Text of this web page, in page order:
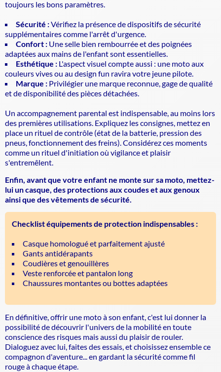
toujours les bons paramètres.
Sécurité :Vérifiez la présence de dispositifs de sécurité
supplémentaires comme l'arrêt d'urgence.
Confort : Une selle bien rembourrée et des poignées
adaptées aux mains de l'enfant sont essentielles.
Esthétique : L'aspect visuel compte aussi : une moto aux
couleurs vives ou au design fun ravira votre jeune pilote.
Marque : Privilégier une marque reconnue, gage de qualité
et de disponibilité des pièces détachées.
Un accompagnement parental est indispensable, au moins lors
des premières utilisations. Expliquez les consignes, mettez en
place un rituel de contrôle (état de la batterie, pression des
pneus, fonctionnement des freins). Considérez ces moments
comme un rituel d'initiation où vigilance et plaisir
s'entremêlent.
Enfin, avant que votre enfant ne monte sur sa moto, mettez-
lui un casque, des protections aux coudes et aux genoux
ainsi que des vêtements de sécurité.
Checklist équipements de protection indispensables :
Casque homologué et parfaitement ajusté
Gants antidérapants
Coudières et genouillères
Veste renforcée et pantalon long
Chaussures montantes ou bottes adaptées
En définitive, offrir une moto à son enfant, c'est lui donner la
possibilité de découvrir l'univers de la mobilité en toute
conscience des risques mais aussi du plaisir de rouler.
Dialoguez avec lui, faites des essais, et choisissez ensemble ce
compagnon d'aventure... en gardant la sécurité comme fil
rouge à chaque étape.